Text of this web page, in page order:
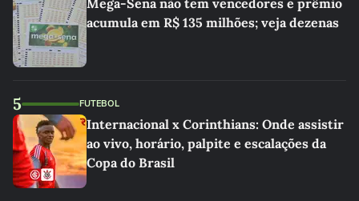
Mega-Sena não tem vencedores e prêmio
acumula em R$ 135 milhões; veja dezenas
5 FUTEBOL
Internacional x Corinthians: Onde assistir
ao vivo, horário, palpite e escalações da
Copa do Brasil